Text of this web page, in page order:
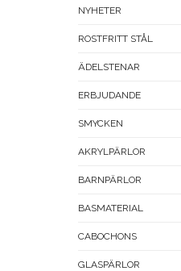
NYHETER
ROSTFRITT STÅL
ÄDELSTENAR
ERBJUDANDE
SMYCKEN
AKRYLPÄRLOR
BARNPÄRLOR
BASMATERIAL
CABOCHONS
GLASPÄRLOR